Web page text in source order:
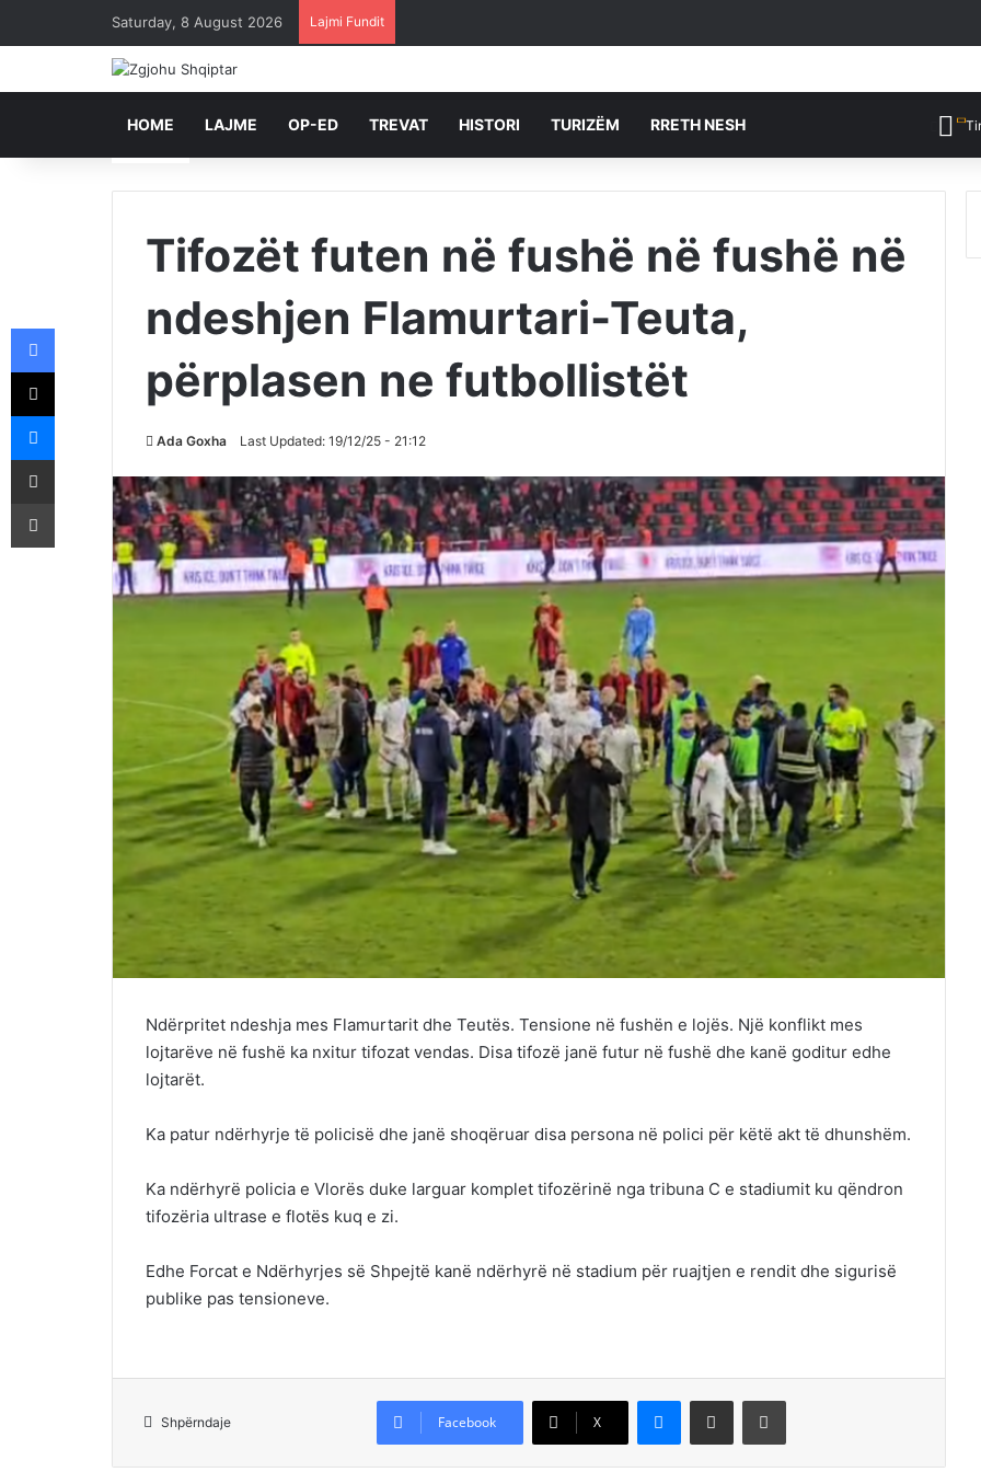
Saturday, 8 August 2026 Lajmi Fundit
HOME LAJME OP-ED TREVAT HISTORI TURIZËM RRETH NESH
Tifozët futen në fushë në fushë në
ndeshjen Flamurtari-Teuta,
përplasen ne futbollistët
Ada Goxha Last Updated: 19/12/25 - 21:12
Ndërpritet ndeshja mes Flamurtarit dhe Teutës. Tensione në fushën e lojës. Një konflikt mes
lojtarëve në fushë ka nxitur tifozat vendas. Disa tifozë janë futur në fushë dhe kanë goditur edhe
lojtarët.
Ka patur ndërhyrje të policisë dhe janë shoqëruar disa persona në polici për këtë akt të dhunshëm.
Ka ndërhyrë policia e Vlorës duke larguar komplet tifozërinë nga tribuna C e stadiumit ku qëndron
tifozëria ultrase e flotës kuq e zi.
Edhe Forcat e Ndërhyrjes së Shpejtë kanë ndërhyrë në stadium për ruajtjen e rendit dhe sigurisë
publike pas tensioneve.
Shpërndaje Facebook X
Messenger Shpërndajeni me anë të postës elektronike Printoje